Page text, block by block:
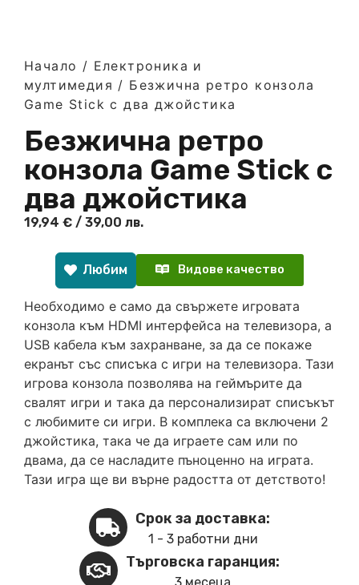
Начало / Електроника и
мултимедия / Безжична ретро конзола
Game Stick с два джойстика
Безжична ретро
конзола Game Stick с
два джойстика
19,94 € / 39,00 лв.
Любим Видове качество
Необходимо е само да свържете игровата
конзола към HDMI интерфейса на телевизора, а
USB кабела към захранване, за да се покаже
екранът със списъка с игри на телевизора. Тази
игрова конзола позволява на геймърите да
свалят игри и така да персонализират списъкът
с любимите си игри. В комплека са включени 2
джойстика, така че да играете сам или по
двама, да се насладите пъноценно на играта.
Тази игра ще ви върне радостта от детството!
Срок за доставка:
1 - 3 работни дни
Търговска гаранция: